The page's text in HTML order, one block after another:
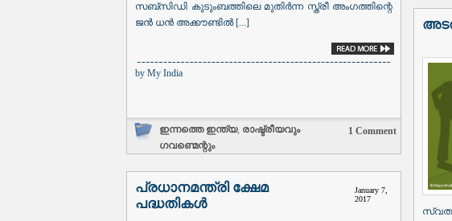
സബ്‌സിഡി കുടുംബത്തിലെ മുതിർന്ന സ്ത്രീ അംഗത്തിന്റെ
ജൻ ധൻ അക്കൗണ്ടിൽ [...]
by My India
ഇന്നത്തെ ഇന്ത്യ, രാഷ്ട്രീയവും
ഗവണ്മെന്റും
1 Comment
പ്രധാനമന്ത്രി ക്ഷേമ
പദ്ധതികൾ
January 7,
2017